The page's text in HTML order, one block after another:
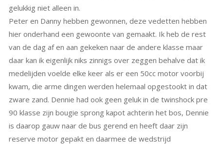
gelukkig niet alleen in.
Peter en Danny hebben gewonnen, deze vedetten hebben
hier onderhand een gewoonte van gemaakt. Ik heb de rest
van de dag af en aan gekeken naar de andere klasse maar
daar kan ik eigenlijk niks zinnigs over zeggen behalve dat ik
medelijden voelde elke keer als er een 50cc motor voorbij
kwam, die arme dingen werden helemaal opgestookt in dat
zware zand. Dennie had ook geen geluk in de twinshock pre
90 klasse zijn bougie sprong kapot achterin het bos, Dennie
is daarop gauw naar de bus gerend en heeft daar zijn
reserve motor gepakt en daarmee de wedstrijd